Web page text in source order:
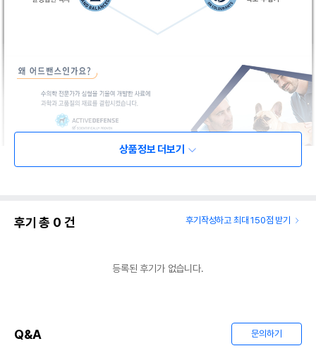
상품정보 더보기
후기 총 0 건 후기작성하고 최대 150점 받기
등록된 후기가 없습니다.
Q&A 문의하기